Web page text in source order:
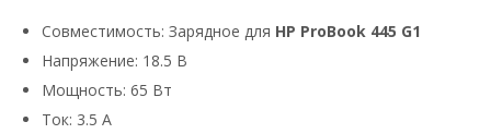
Совместимость: Зарядное для HP ProBook 445 G1
Напряжение: 18.5 В
Мощность: 65 Вт
Ток: 3.5 А